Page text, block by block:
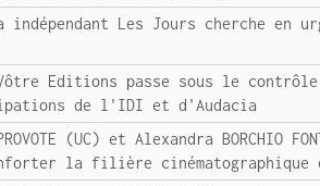
Les Jours cherche en
Editions passe sous le
de l'IDI et d'Audacia
(UC) et Alexandra BORCHIO
la filière cinématographique